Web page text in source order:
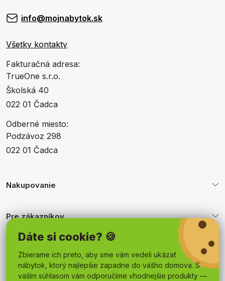
Dáte si cookie? 🍪
Zbierame ich preto, aby sme vám vedeli ukázať
nábytok, ktorý najlepšie zapadne do vášho domova. S
vaším súhlasom vám odporučíme vhodnejšie produkty —
info@mojnabytok.sk
Všetky kontakty
Fakturačná adresa:
TrueOne s.r.o.
Školská 40
022 01 Čadca
Odberné miesto:
Podzávoz 298
022 01 Čadca
Nakupovanie
Pre zákazníkov